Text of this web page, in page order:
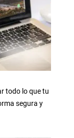
todo lo que tu
segura y